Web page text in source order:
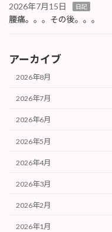
2026年7月15日 日記
腰痛。。。その後。。。
アーカイブ
2026年8月
2026年7月
2026年6月
2026年5月
2026年4月
2026年3月
2026年2月
2026年1月